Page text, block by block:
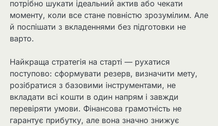
потрібно шукати ідеальний актив або чекати
моменту, коли все стане повністю зрозумілим. Але
й поспішати з вкладеннями без підготовки не
варто.
Найкраща стратегія на старті — рухатися
поступово: сформувати резерв, визначити мету,
розібратися з базовими інструментами, не
вкладати всі кошти в один напрям і завжди
перевіряти умови. Фінансова грамотність не
гарантує прибутку, але вона значно знижує